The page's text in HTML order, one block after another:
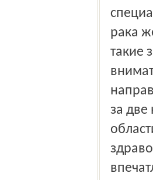
рака
такие
за две